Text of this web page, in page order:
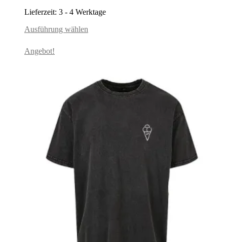
war:
ist:
Lieferzeit: 3 - 4 Werktage
Ausführung wählen
Angebot!